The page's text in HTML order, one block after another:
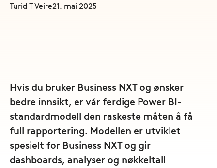
Turid T Veire21. mai 2025
Hvis du bruker Business NXT og ønsker
bedre innsikt, er vår ferdige Power BI-
standardmodell den raskeste måten å få
full rapportering. Modellen er utviklet
spesielt for Business NXT og gir
dashboards, analyser og nøkkeltall